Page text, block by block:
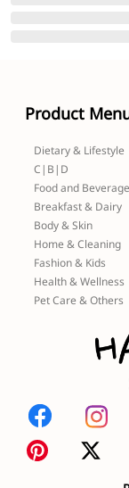
Product
Dietary & Lifestyle
C|B|D
Food and
Breakfast & Dairy
Body & Skin
Home & Cleaning
Fashion & Kids
Health & Wellness
Pet Care & Others